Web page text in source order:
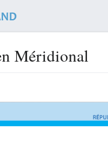
Méridional